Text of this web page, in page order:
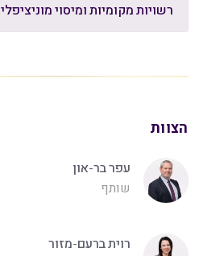
רשויות מקומיות ומיסוי מוניציפלי
הצוות
עפר בר-און
שותף
רוית ברעם-מזור